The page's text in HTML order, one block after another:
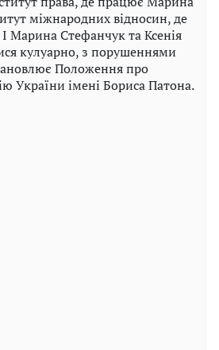
міжнародних відносин, де
Марина Стефанчук та Ксенія
кулуарно, з порушеннями
Положення про
України імені Бориса Патона.